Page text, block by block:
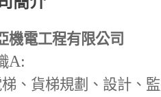
機電工程有限公司
A:
、貨梯規劃、設計、